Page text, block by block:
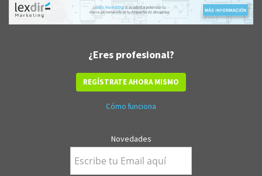
¿Eres profesional?
REGÍSTRATE AHORA MISMO
Cómo funciona
Novedades